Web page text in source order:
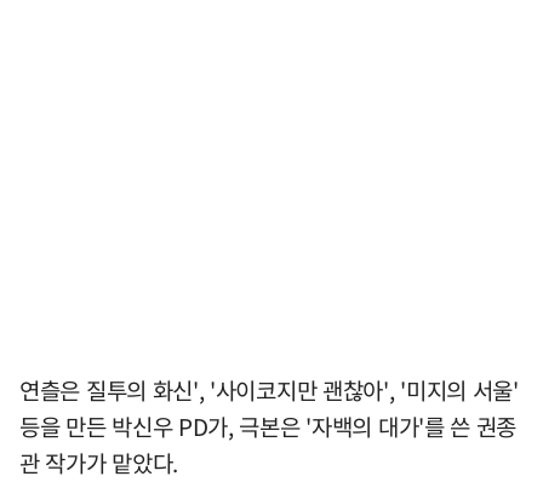
연츨은 질투의 화신', '사이코지만 괜찮아', '미지의 서울'
등을 만든 박신우 PD가, 극본은 '자백의 대가'를 쓴 권종
관 작가가 맡았다.